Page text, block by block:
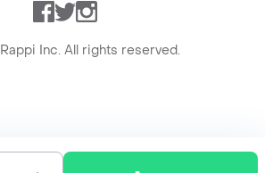
Facebook
TwitterInstagram
Rappi Inc. All rights reserved.